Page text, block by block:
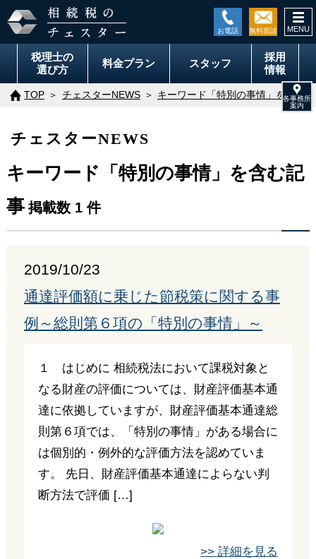
税理士の
選び方
料金プラン スタッフ
採用
情報
TOP チェスターNEWS キーワード「特別の事情」を含む
チェスターNEWS
キーワード「特別の事情」を含む記
事 掲載数 1 件
2019/10/23
通達評価額に乗じた節税策に関する事
例～総則第６項の「特別の事情」～
１ はじめに 相続税法において課税対象と
なる財産の評価については、財産評価基本通
達に依拠していますが、財産評価基本通達総
則第６項では、「特別の事情」がある場合に
は個別的・例外的な評価方法を認めていま
す。 先日、財産評価基本通達によらない判
断方法で評価 […]
>> 詳細を見る